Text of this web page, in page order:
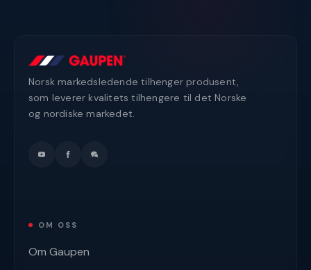
Norsk markedsledende tilhenger produsent,
som leverer kvalitets tilhengere til det Norske
og nordiske markedet.
OM OSS
Om Gaupen